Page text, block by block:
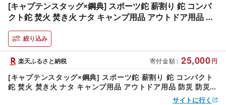
[キャプテンスタッグ×鋼典] スポーツ鉈 薪割り 鉈 コンパ
クト鉈 焚火 焚き火 ナタ キャンプ用品 アウトドア用品 防
災 防災グッズ 防災用品
絞り込み
寄付金額 : 25,000円
楽天ふるさと納税
[キャプテンスタッグ×鋼典] スポーツ鉈 薪割り 鉈 コンパクト
鉈 焚火 焚き火 ナタ キャンプ用品 アウトドア用品 防災 防災グ
サイトに行く